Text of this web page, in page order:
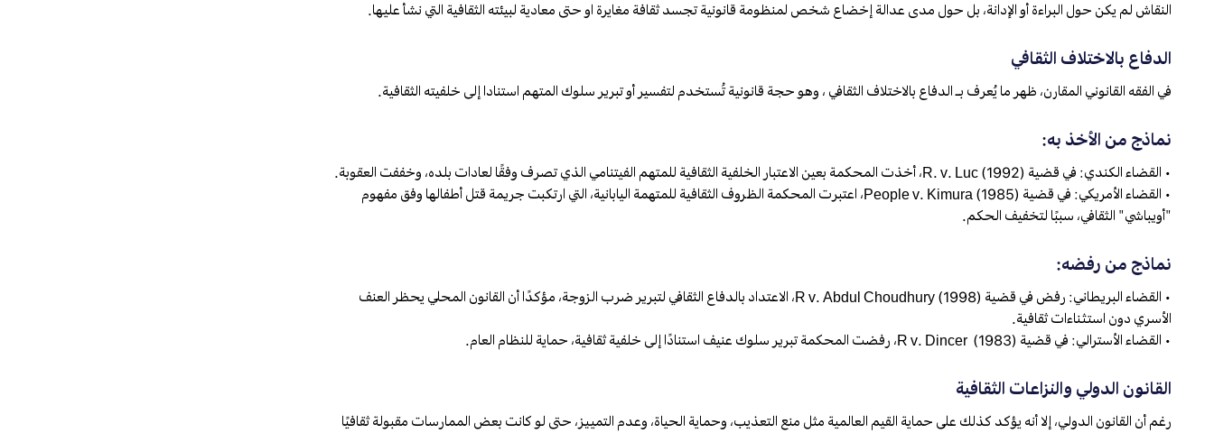
النقاش لم يكن حول البراءة أو الإدانة، بل حول مدى عدالة إخضاع شخص لمنظومة قانونية تجسد ثقافة مغايرة او حتى معادية لبيئته الثقافية التي نشأ عليها.
الدفاع بالاختلاف الثقافي
في الفقه القانوني المقارن، ظهر ما يُعرف بـ الدفاع بالاختلاف الثقافي ، وهو حجة قانونية تُستخدم لتفسير أو تبرير سلوك المتهم استنادا إلى خلفيته الثقافية.
نماذج من الأخذ به:
• القضاء الكندي: في قضية (1992) R. v. Luc، أخذت المحكمة بعين الاعتبار الخلفية الثقافية للمتهم الفيتنامي الذي تصرف وفقًا لعادات بلده، وخففت العقوبة.
• القضاء الأمريكي: في قضية (1985) People v. Kimura، اعتبرت المحكمة الظروف الثقافية للمتهمة اليابانية، التي ارتكبت جريمة قتل أطفالها وفق مفهوم
"أويباشي" الثقافي، سببًا لتخفيف الحكم.
نماذج من رفضه:
• القضاء البريطاني: رفض في قضية (1998) R v. Abdul Choudhury، الاعتداد بالدفاع الثقافي لتبرير ضرب الزوجة، مؤكدًا أن القانون المحلي يحظر العنف
الأسري دون استثناءات ثقافية.
• القضاء الأسترالي: في قضية (1983) R v. Dincer، رفضت المحكمة تبرير سلوك عنيف استنادًا إلى خلفية ثقافية، حماية للنظام العام.
القانون الدولي والنزاعات الثقافية
رغم أن القانون الدولي، إلا أنه يؤكد كذلك على حماية القيم العالمية مثل منع التعذيب، وحماية الحياة، وعدم التمييز، حتى لو كانت بعض الممارسات مقبولة ثقافيًا